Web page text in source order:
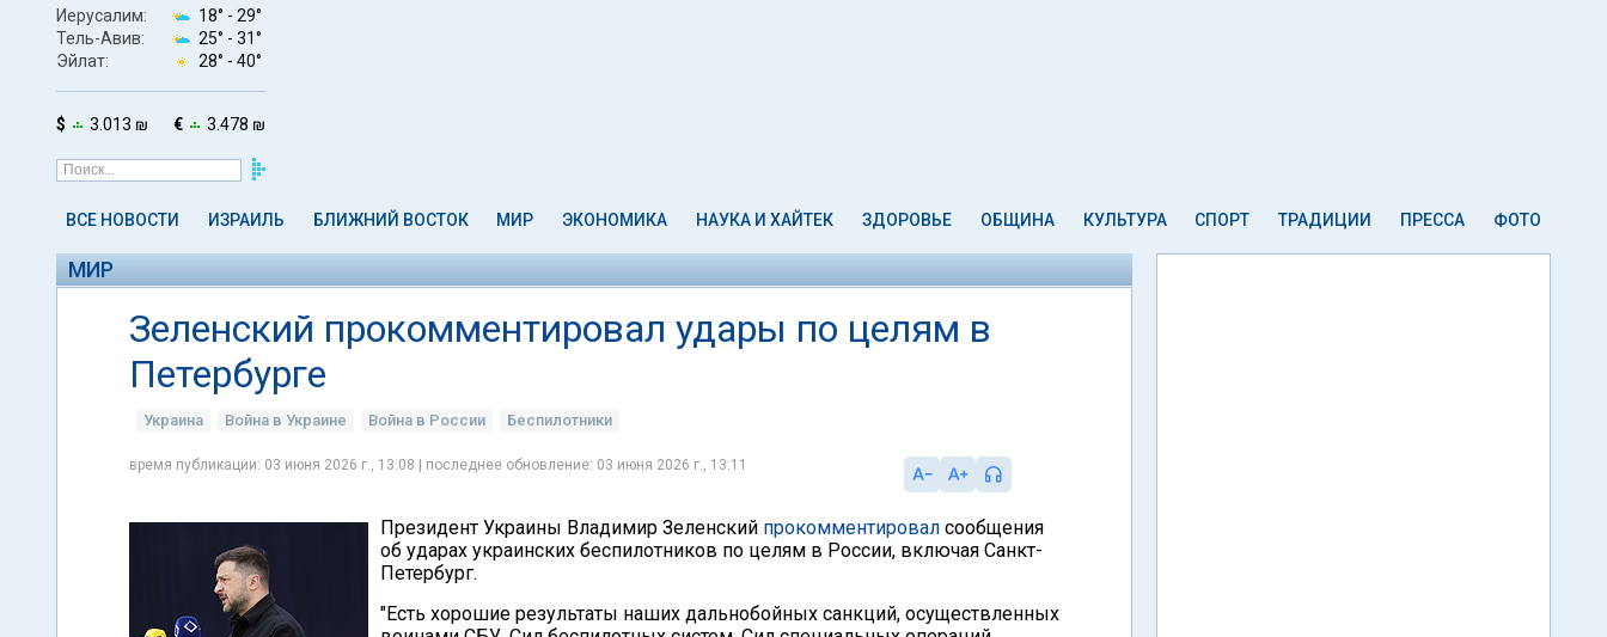
Иерусалим: 18° - 29°
Тель-Авив:
25° - 31°
Эйлат:
28° - 40°
$ 3.013 ₪ € 3.478 ₪
ВСЕ НОВОСТИ ИЗРАИЛЬ БЛИЖНИЙ ВОСТОК МИР ЭКОНОМИКА НАУКА И ХАЙТЕК ЗДОРОВЬЕ ОБЩИНА КУЛЬТУРА СПОРТ ТРАДИЦИИ ПРЕССА ФОТО
МИР
Зеленский прокомментировал удары по целям в
Петербурге
Украина Война в Украине Война в России Беспилотники
время публикации: 03 июня 2026 г., 13:08 | последнее обновление: 03 июня 2026 г., 13:11
Президент Украины Владимир Зеленский прокомментировал сообщения
об ударах украинских беспилотников по целям в России, включая Санкт-
Петербург.
"Есть хорошие результаты наших дальнобойных санкций, осуществленных